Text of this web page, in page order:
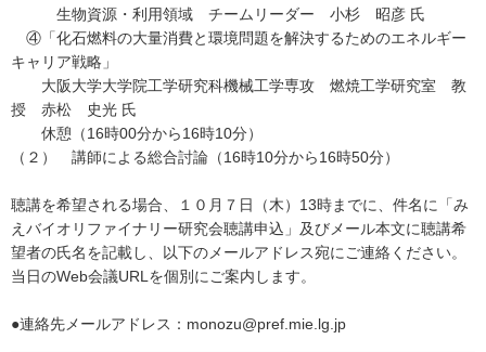
生物資源・利用領域 チームリーダー 小杉 昭彦 氏
④「化石燃料の大量消費と環境問題を解決するためのエネルギー
キャリア戦略」
大阪大学大学院工学研究科機械工学専攻 燃焼工学研究室 教
授 赤松 史光 氏
休憩（16時00分から16時10分）
（２） 講師による総合討論（16時10分から16時50分）
聴講を希望される場合、１０月７日（木）13時までに、件名に「み
えバイオリファイナリー研究会聴講申込」及びメール本文に聴講希
望者の氏名を記載し、以下のメールアドレス宛にご連絡ください。
当日のWeb会議URLを個別にご案内します。
●連絡先メールアドレス：monozu@pref.mie.lg.jp